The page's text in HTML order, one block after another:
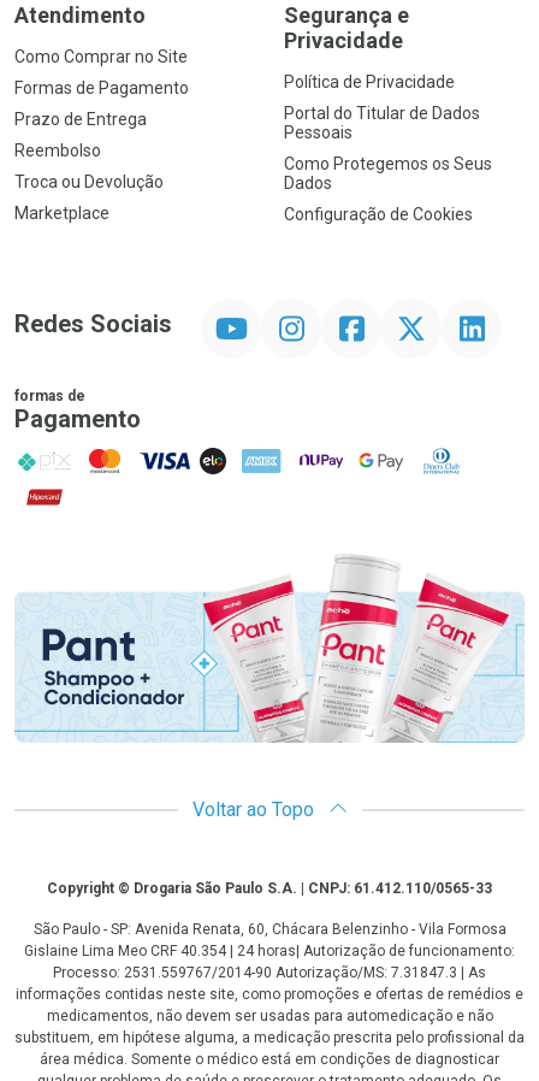
Atendimento
Como Comprar no Site
Formas de Pagamento
Prazo de Entrega
Reembolso
Troca ou Devolução
Marketplace
Segurança e
Privacidade
Política de Privacidade
Portal do Titular de Dados
Pessoais
Como Protegemos os Seus
Dados
Configuração de Cookies
Redes Sociais InstagramFacebookTwitter Linkedin
formas de
Pagamento
PIX MasterCard
VISA ELO AMEX NuPay Google PayDiners Club
Hipercard
Voltar ao Topo
CopyrightCopyright © Drogaria São Paulo S.A. | CNPJ: 61.412.110/0565-33
São Paulo - SP: Avenida Renata, 60, Chácara Belenzinho - Vila Formosa
Gislaine Lima Meo CRF 40.354 | 24 horas| Autorização de funcionamento:
Processo: 2531.559767/2014-90 Autorização/MS: 7.31847.3 | As
informações contidas neste site, como promoções e ofertas de remédios e
medicamentos, não devem ser usadas para automedicação e não
substituem, em hipótese alguma, a medicação prescrita pelo profissional da
área médica. Somente o médico está em condições de diagnosticar